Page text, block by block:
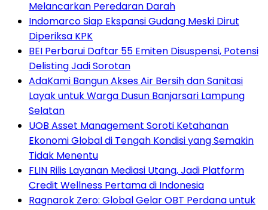
Melancarkan Peredaran Darah
Indomarco Siap Ekspansi Gudang Meski Dirut
Diperiksa KPK
BEI Perbarui Daftar 55 Emiten Disuspensi, Potensi
Delisting Jadi Sorotan
AdaKami Bangun Akses Air Bersih dan Sanitasi
Layak untuk Warga Dusun Banjarsari Lampung
Selatan
UOB Asset Management Soroti Ketahanan
Ekonomi Global di Tengah Kondisi yang Semakin
Tidak Menentu
FLIN Rilis Layanan Mediasi Utang, Jadi Platform
Credit Wellness Pertama di Indonesia
Ragnarok Zero: Global Gelar OBT Perdana untuk